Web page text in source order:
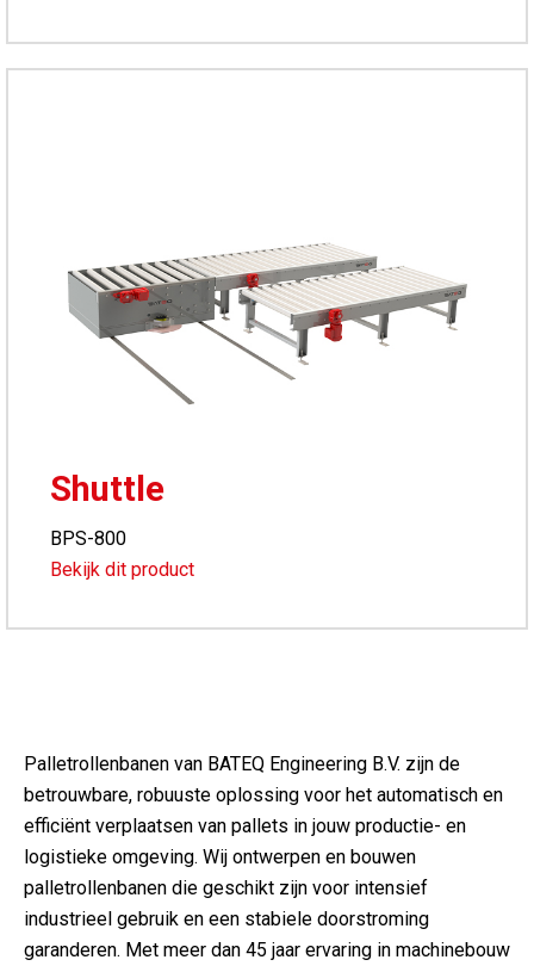
Shuttle
BPS-800
Bekijk dit product
Palletrollenbanen van BATEQ Engineering B.V. zijn de
betrouwbare, robuuste oplossing voor het automatisch en
efficiënt verplaatsen van pallets in jouw productie- en
logistieke omgeving. Wij ontwerpen en bouwen
palletrollenbanen die geschikt zijn voor intensief
industrieel gebruik en een stabiele doorstroming
garanderen. Met meer dan 45 jaar ervaring in machinebouw